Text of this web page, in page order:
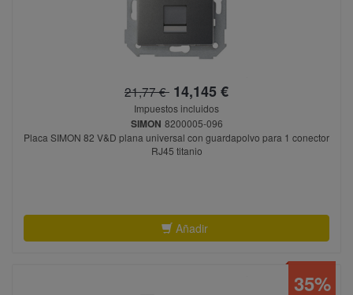
21,77 € 14,145 €
Impuestos incluidos
SIMON 8200005-096
Placa SIMON 82 V&D plana universal con guardapolvo para 1 conector
RJ45 titanio
Añadir
35%